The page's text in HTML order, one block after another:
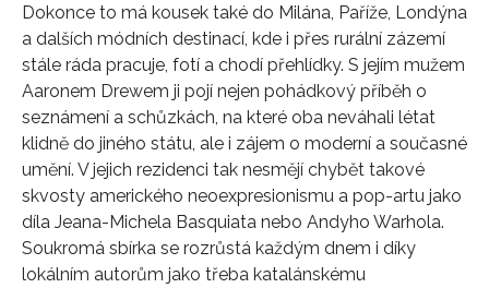
Dokonce to má kousek také do Milána, Paříže, Londýna
a dalších módních destinací, kde i přes rurální zázemí
stále ráda pracuje, fotí a chodí přehlídky. S jejím mužem
Aaronem Drewem ji pojí nejen pohádkový příběh o
seznámení a schůzkách, na které oba neváhali létat
klidně do jiného státu, ale i zájem o moderní a současné
umění. V jejich rezidenci tak nesmějí chybět takové
skvosty amerického neoexpresionismu a pop-artu jako
díla Jeana-Michela Basquiata nebo Andyho Warhola.
Soukromá sbírka se rozrůstá každým dnem i díky
lokálním autorům jako třeba katalánskému